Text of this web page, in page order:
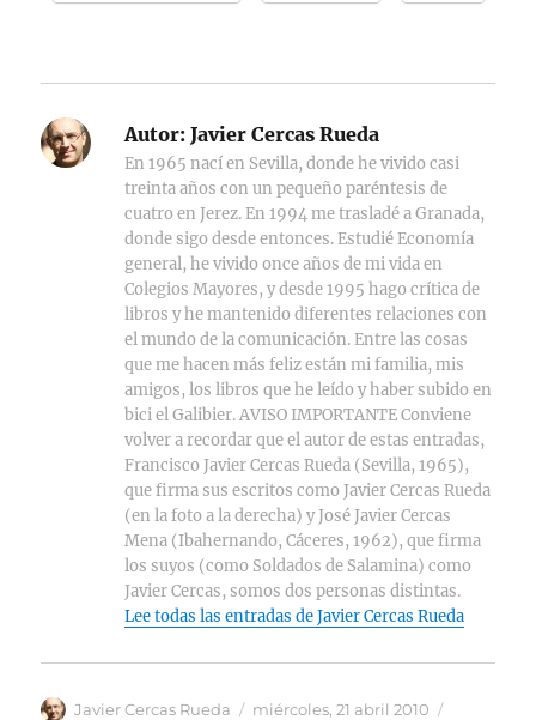
Autor: Javier Cercas Rueda
En 1965 nací en Sevilla, donde he vivido casi
treinta años con un pequeño paréntesis de
cuatro en Jerez. En 1994 me trasladé a Granada,
donde sigo desde entonces. Estudié Economía
general, he vivido once años de mi vida en
Colegios Mayores, y desde 1995 hago crítica de
libros y he mantenido diferentes relaciones con
el mundo de la comunicación. Entre las cosas
que me hacen más feliz están mi familia, mis
amigos, los libros que he leído y haber subido en
bici el Galibier. AVISO IMPORTANTE Conviene
volver a recordar que el autor de estas entradas,
Francisco Javier Cercas Rueda (Sevilla, 1965),
que firma sus escritos como Javier Cercas Rueda
(en la foto a la derecha) y José Javier Cercas
Mena (Ibahernando, Cáceres, 1962), que firma
los suyos (como Soldados de Salamina) como
Javier Cercas, somos dos personas distintas.
Lee todas las entradas de Javier Cercas Rueda
Autor
Javier Cercas Rueda
Publicado
miércoles, 21 abril 2010